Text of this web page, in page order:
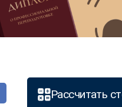
Рассчитать